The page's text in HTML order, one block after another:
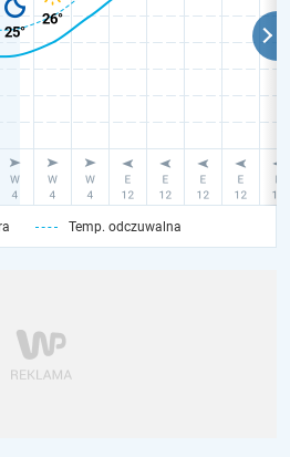
Temp. odczuwalna